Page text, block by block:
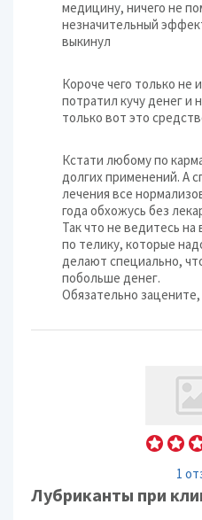
медицину, ничего не
незначительный
выкинул
Короче чего только не
потратил кучу денег и
только вот это
Кстати любому по
долгих применений. А
лечения все
года обхожусь без
Так что не ведитесь
по телику, которые
делают специально,
побольше денег.
Обязательно зацените,
1
Лубриканты при